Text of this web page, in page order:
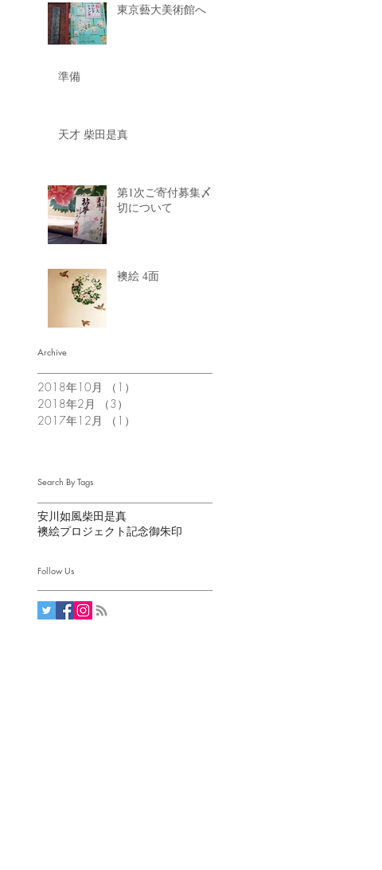
東京藝大美術館へ
準備
天才 柴田是真
第1次ご寄付募集〆
切について
襖絵 4面
Archive
2018年10月 （1）
2018年2月
（3）
2017年12月
（1）
Search By Tags
安川如風柴田是真
襖絵プロジェクト記念御朱印
Follow Us